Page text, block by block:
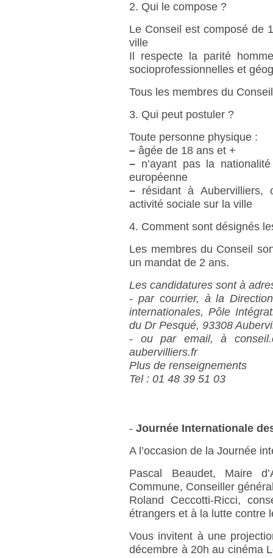
2. Qui le compose ?
Le Conseil est composé de
ville
Il respecte la parité
socioprofessionnelles et
Tous les membres du
3. Qui peut postuler ?
Toute personne physique :
– âgée de 18 ans et +
– n’ayant pas la
européenne
– résidant à Aubervilliers,
activité sociale sur la ville
4. Comment sont désignés
Les membres du Conseil
un mandat de 2 ans.
Les candidatures sont à
- par courrier, à la
internationales, Pôle
du Dr Pesqué, 93308
- ou par email, à
aubervilliers.fr
Plus de renseignements
Tel : 01 48 39 51 03
-Journée Internationale
A l’occasion de la Journée
Pascal Beaudet, Maire
Commune, Conseiller
Roland Ceccotti-Ricci,
étrangers et à la lutte contre
Vous invitent à une
décembre à 20h au cinéma